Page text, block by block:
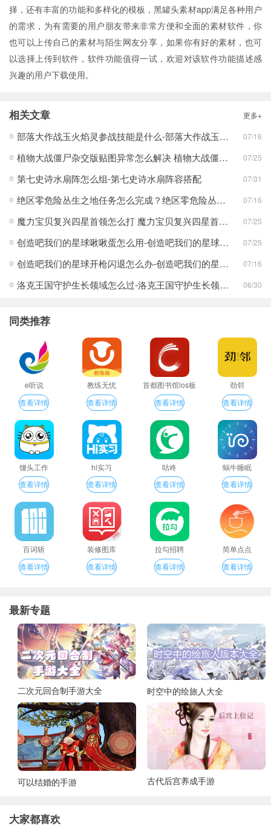
择，还有丰富的功能和多样化的模板，黑罐头素材app满足各种用户
的需求，为有需要的用户朋友带来非常方便和全面的素材软件，你
也可以上传自己的素材与陌生网友分享，如果你有好的素材，也可
以选择上传到软件，软件功能值得一试，欢迎对该软件功能描述感
兴趣的用户下载使用。
相关文章 更多+
部落大作战玉火焰灵参战技能是什么-部落大作战玉火焰灵参战技能合集 07/16
植物大战僵尸杂交版贴图异常怎么解决 植物大战僵尸杂交版贴图异常教程 07/25
第七史诗水扇阵怎么组-第七史诗水扇阵容搭配 07/31
绝区零危险丛生之地任务怎么完成？绝区零危险丛生之地任务完成攻略 07/16
魔力宝贝复兴四星首领怎么打 魔力宝贝复兴四星首领打法合集 07/25
创造吧我们的星球啾啾蛋怎么用-创造吧我们的星球啾啾蛋使用攻略 07/25
创造吧我们的星球开枪闪退怎么办-创造吧我们的星球开枪闪退合集 07/16
洛克王国守护生长领域怎么过-洛克王国守护生长领域通关攻略 06/30
同类推荐
e听说
查看详情
教练无忧
查看详情
首都图书馆ios板
查看详情
劲邻
查看详情
馒头工作
查看详情
hi实习
查看详情
咕咚
查看详情
蜗牛睡眠
查看详情
百词斩
查看详情
装修图库
查看详情
拉勾招聘
查看详情
简单点点
查看详情
最新专题
二次元回合制手游大全 时空中的绘旅人大全
可以结婚的手游 古代后宫养成手游
大家都喜欢